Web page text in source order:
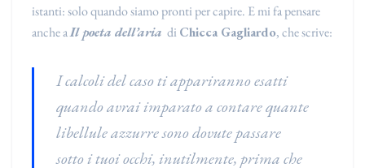
istanti: solo quando siamo pronti per capire. E mi fa pensare
anche aIl poeta dell’aria di Chicca Gagliardo, che scrive:
I calcoli del caso ti appariranno esatti
quando avrai imparato a contare quante
libellule azzurre sono dovute passare
sotto i tuoi occhi, inutilmente, prima che